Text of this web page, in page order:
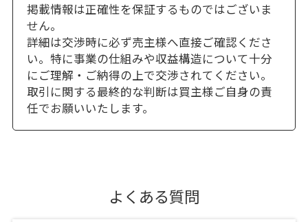
掲載情報は正確性を保証するものではございま
せん。
詳細は交渉時に必ず売主様へ直接ご確認くださ
い。特に事業の仕組みや収益構造について十分
にご理解・ご納得の上で交渉されてください。
取引に関する最終的な判断は買主様ご自身の責
任でお願いいたします。
よくある質問